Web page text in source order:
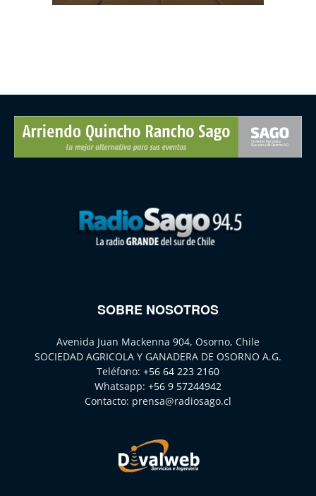
SOBRE NOSOTROS
Avenida Juan Mackenna 904, Osorno, Chile
SOCIEDAD AGRICOLA Y GANADERA DE OSORNO A.G.
Teléfono: +56 64 223 2160
Whatsapp: +56 9 57244942
Contacto: prensa@radiosago.cl